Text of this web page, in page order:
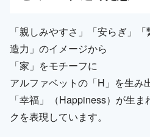
「親しみやすさ」「安らぎ」
造力」のイメージから
「家」をモチーフに
アルファベットの「H」を生み
「幸福」（Happiness）が生
クを表現しています。